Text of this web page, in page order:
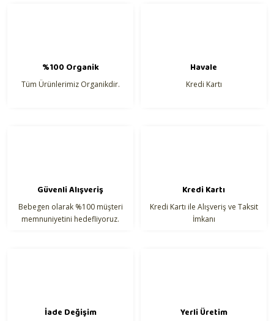
%100 Organik
Tüm Ürünlerimiz Organikdir.
Havale
Kredi Kartı
Güvenli Alışveriş
Bebegen olarak %100 müşteri
memnuniyetini hedefliyoruz.
Kredi Kartı
Kredi Kartı ile Alışveriş ve Taksit
İmkanı
İade Değişim Yerli Üretim